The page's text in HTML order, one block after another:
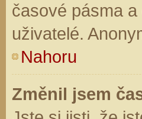
časové pásma
uživatelé.
Nahoru
Změnil jsem